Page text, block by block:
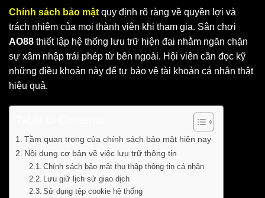
Chính sách bảo mật quy định rõ ràng về quyền lợi và
trách nhiệm của mọi thành viên khi tham gia. Sân chơi
AO88 thiết lập hệ thống lưu trữ hiện đại nhằm ngăn chặn
sự xâm nhập trái phép từ bên ngoài. Hội viên cần đọc kỹ
những điều khoản này để tự bảo vệ tài khoản cá nhân thật
hiệu quả.
Tầm quan trọng của chính sách bảo mật hiện nay
Nội dung cơ bản về việc lưu trữ thông tin
Chính sách bảo mật thu thập thông tin cá nhân
Lưu giữ lịch sử giao dịch
Sử dụng tệp cookie hệ thống